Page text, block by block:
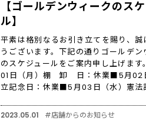
【ゴールデンウィークのス
ル】
平素は格別なるお引き立てを賜り、誠
うございます。下記の通りゴールデン
のスケジュールをご案内申し上げま
01日（月）棚 卸 日：休業■5月02
立記念日：休業■5月03日（水）憲
2023.05.01 #店舗からのお知らせ